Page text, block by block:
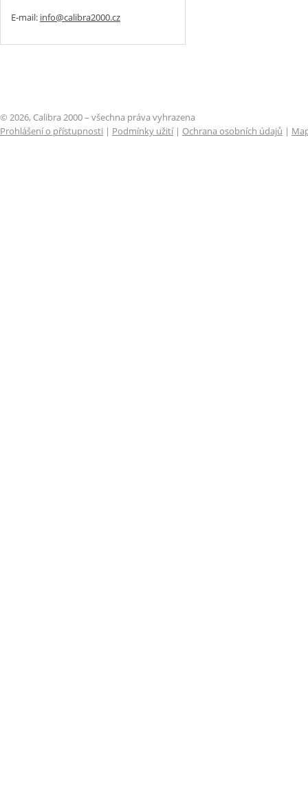
E-mail: info@calibra2000.cz
© 2026, Calibra 2000 – všechna práva vyhrazena
Prohlášení o přístupnosti | Podmínky užití| Ochrana osobních údajů |